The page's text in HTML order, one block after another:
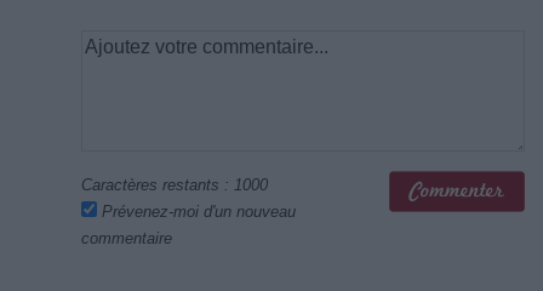
Caractères restants : 1000
Prévenez-moi d'un nouveau
commentaire